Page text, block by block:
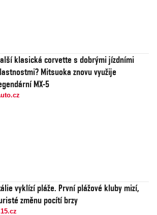
klasická corvette s dobrými jízdními
Mitsuoka znovu využije
MX-5
vyklízí pláže. První plážové kluby mizí,
změnu pocítí brzy